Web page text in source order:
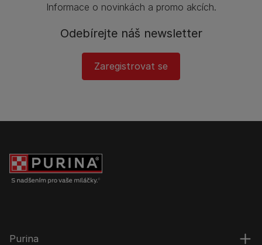
Informace o novinkách a promo akcích.
Odebírejte náš newsletter
Zaregistrovat se
Purina